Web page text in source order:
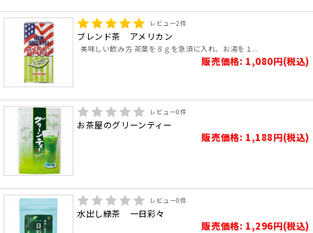
レビュー2件
ブレンド茶 アメリカン
美味しい飲み方 茶葉を８ｇを急須に入れ、お湯を１..
販売価格: 1,080円(税込)
レビュー0件
お茶屋のグリーンティー
販売価格: 1,188円(税込)
レビュー0件
水出し緑茶 一日彩々
販売価格: 1,296円(税込)